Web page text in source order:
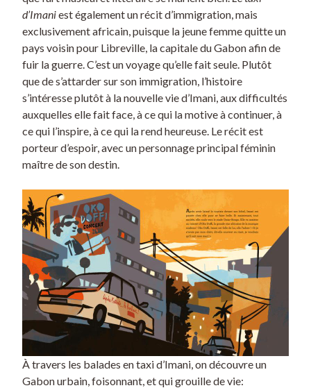
d’Imaniest également un récit d’immigration, mais
exclusivement africain, puisque la jeune femme quitte un
pays voisin pour Libreville, la capitale du Gabon afin de
fuir la guerre. C’est un voyage qu’elle fait seule. Plutôt
que de s’attarder sur son immigration, l’histoire
s’intéresse plutôt à la nouvelle vie d’Imani, aux difficultés
auxquelles elle fait face, à ce qui la motive à continuer, à
ce qui l’inspire, à ce qui la rend heureuse. Le récit est
porteur d’espoir, avec un personnage principal féminin
maître de son destin.
À travers les balades en taxi d’Imani, on découvre un
Gabon urbain, foisonnant, et qui grouille de vie: